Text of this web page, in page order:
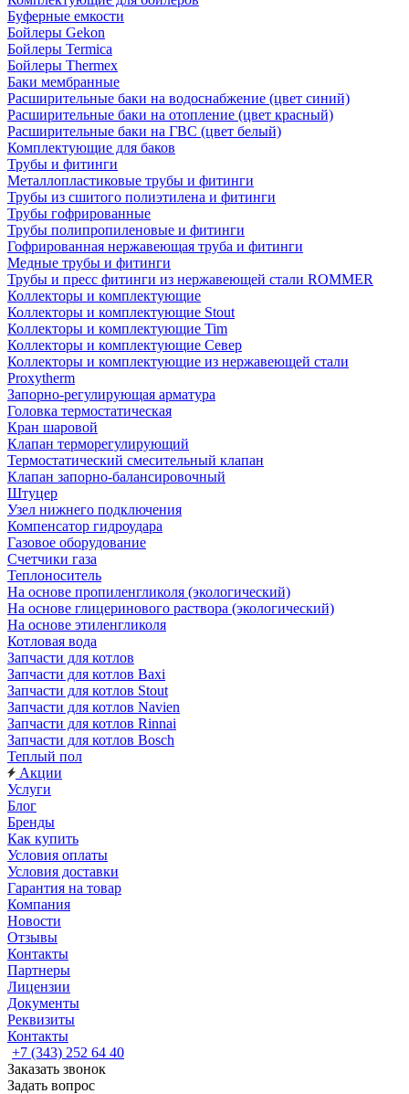
Буферные емкости
Бойлеры Gekon
Бойлеры Termica
Бойлеры Thermex
Баки мембранные
Расширительные баки на водоснабжение (цвет синий)
Расширительные баки на отопление (цвет красный)
Расширительные баки на ГВС (цвет белый)
Комплектующие для баков
Трубы и фитинги
Металлопластиковые трубы и фитинги
Трубы из сшитого полиэтилена и фитинги
Трубы гофрированные
Трубы полипропиленовые и фитинги
Гофрированная нержавеющая труба и фитинги
Медные трубы и фитинги
Трубы и пресс фитинги из нержавеющей стали ROMMER
Коллекторы и комплектующие
Коллекторы и комплектующие Stout
Коллекторы и комплектующие Tim
Коллекторы и комплектующие Север
Коллекторы и комплектующие из нержавеющей стали
Proxytherm
Запорно-регулирующая арматура
Головка термостатическая
Кран шаровой
Клапан терморегулирующий
Термостатический смесительный клапан
Клапан запорно-балансировочный
Штуцер
Узел нижнего подключения
Компенсатор гидроудара
Газовое оборудование
Счетчики газа
Теплоноситель
На основе пропиленгликоля (экологический)
На основе глицеринового раствора (экологический)
На основе этиленгликоля
Котловая вода
Запчасти для котлов
Запчасти для котлов Baxi
Запчасти для котлов Stout
Запчасти для котлов Navien
Запчасти для котлов Rinnai
Запчасти для котлов Bosch
Теплый пол
Акции
Услуги
Блог
Бренды
Как купить
Условия оплаты
Условия доставки
Гарантия на товар
Компания
Новости
Отзывы
Контакты
Партнеры
Лицензии
Документы
Реквизиты
Контакты
+7 (343) 252 64 40
Заказать звонок
Задать вопрос